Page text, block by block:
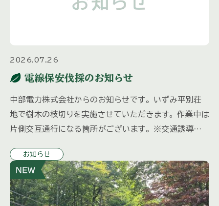
2026.07.26
電線保安伐採のお知らせ
中部電力株式会社からのお知らせです。 いずみ平別荘
地で樹木の枝切りを実施させていただきます。 作業中は
片側交互通行になる箇所がございます。 ※交通誘導員
等でご迷惑をおか […]
お知らせ